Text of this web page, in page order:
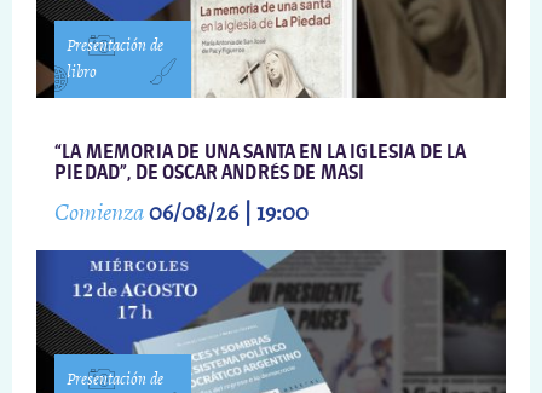
Presentación de
libro
“LA MEMORIA DE UNA SANTA EN LA IGLESIA DE LA
PIEDAD”, DE OSCAR ANDRÉS DE MASI
Comienza06/08/26 | 19:00
Presentación de